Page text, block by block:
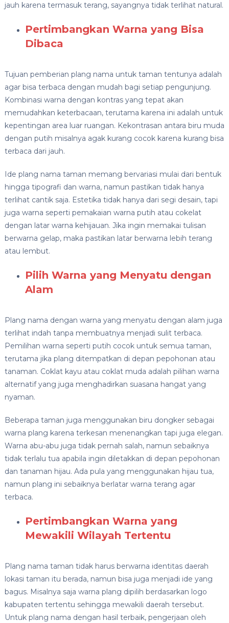
jauh karena termasuk terang, sayangnya tidak terlihat natural.
Pertimbangkan Warna yang Bisa
Dibaca
Tujuan pemberian plang nama untuk taman tentunya adalah
agar bisa terbaca dengan mudah bagi setiap pengunjung.
Kombinasi warna dengan kontras yang tepat akan
memudahkan keterbacaan, terutama karena ini adalah untuk
kepentingan area luar ruangan. Kekontrasan antara biru muda
dengan putih misalnya agak kurang cocok karena kurang bisa
terbaca dari jauh.
Ide plang nama taman memang bervariasi mulai dari bentuk
hingga tipografi dan warna, namun pastikan tidak hanya
terlihat cantik saja. Estetika tidak hanya dari segi desain, tapi
juga warna seperti pemakaian warna putih atau cokelat
dengan latar warna kehijauan. Jika ingin memakai tulisan
berwarna gelap, maka pastikan latar berwarna lebih terang
atau lembut.
Pilih Warna yang Menyatu dengan
Alam
Plang nama dengan warna yang menyatu dengan alam juga
terlihat indah tanpa membuatnya menjadi sulit terbaca.
Pemilihan warna seperti putih cocok untuk semua taman,
terutama jika plang ditempatkan di depan pepohonan atau
tanaman. Coklat kayu atau coklat muda adalah pilihan warna
alternatif yang juga menghadirkan suasana hangat yang
nyaman.
Beberapa taman juga menggunakan biru dongker sebagai
warna plang karena terkesan menenangkan tapi juga elegan.
Warna abu-abu juga tidak pernah salah, namun sebaiknya
tidak terlalu tua apabila ingin diletakkan di depan pepohonan
dan tanaman hijau. Ada pula yang menggunakan hijau tua,
namun plang ini sebaiknya berlatar warna terang agar
terbaca.
Pertimbangkan Warna yang
Mewakili Wilayah Tertentu
Plang nama taman tidak harus berwarna identitas daerah
lokasi taman itu berada, namun bisa juga menjadi ide yang
bagus. Misalnya saja warna plang dipilih berdasarkan logo
kabupaten tertentu sehingga mewakili daerah tersebut.
Untuk plang nama dengan hasil terbaik, pengerjaan oleh